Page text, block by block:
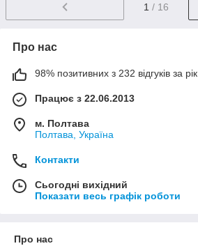
1 / 16
Про нас
98% позитивних з 232 відгуків за рік
Працює з 22.06.2013
м. Полтава
Полтава, Україна
Контакти
Сьогодні вихідний
Показати весь графік роботи
Про нас